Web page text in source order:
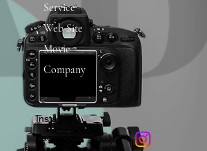
Service
Web Site
Movie
Company
Instagram
​Facebook